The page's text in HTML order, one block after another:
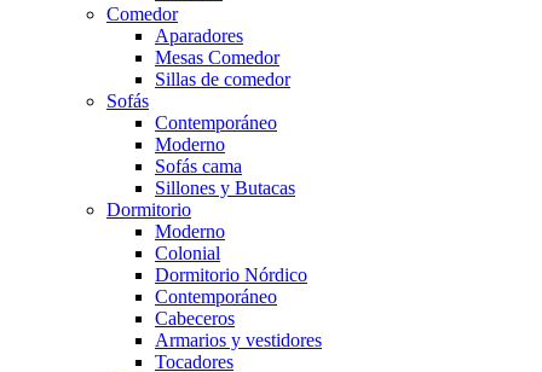
Comedor
Aparadores
Mesas Comedor
Sillas de comedor
Sofás
Contemporáneo
Moderno
Sofás cama
Sillones y Butacas
Dormitorio
Moderno
Colonial
Dormitorio Nórdico
Contemporáneo
Cabeceros
Armarios y vestidores
Tocadores